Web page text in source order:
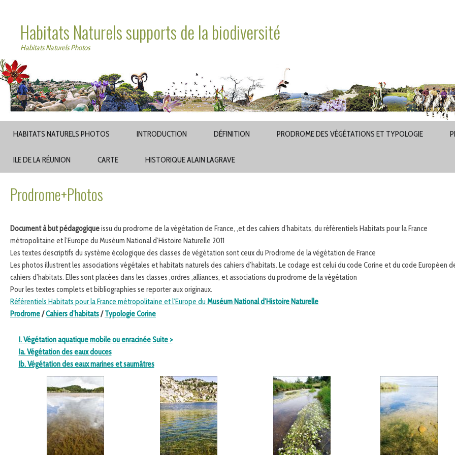
Habitats Naturels supports de la biodiversité
Habitats Naturels Photos
HABITATS NATURELS PHOTOS INTRODUCTION DÉFINITION PRODROME DES VÉGÉTATIONS ET TYPOLOGIE
ILE DE LA RÉUNION CARTE HISTORIQUE ALAIN LAGRAVE
Prodrome+Photos
Document à but pédagogiqueissu du prodrome de la végétation de France, ,et des cahiers d’habitats, du référentiels Habitats pour la France
métropolitaine et l’Europe du Muséum National d’Histoire Naturelle 2011
Les textes descriptifs du système écologique des classes de végétation sont ceuxdu Prodrome de la végétation de France
Les photos illustrent les associations végétales et habitats naturels des cahiers d’habitats. Le codage est celui du code Corine et du code Européen
cahiers d’habitats. Elles sont placées dans les classes ,ordres ,alliances, et associations du prodrome de la végétation
Pour les textes complets et bibliographies se reporter aux originaux.
Référentiels Habitats pour la France métropolitaine et l’Europe du Muséum National d’Histoire Naturelle
Prodrome/Cahiers d’habitats/ Typologie Corine
I. Végétation aquatique mobile ou enracinéeSuite >
Ia. Végétation des eaux douces
Ib. Végétation des eaux marines et saumâtres